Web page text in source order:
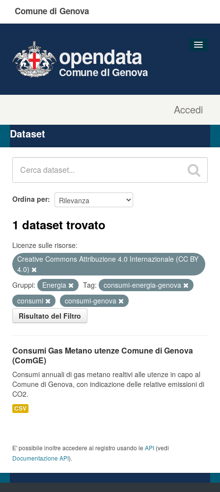
Comune di Genova
Accedi
opendata
Comune di Genova
Organizzazioni
Gruppi
Dataset
Ordina per
1 dataset trovato
Licenze sulle risorse:
Creative Commons Attribuzione 4.0 Internazionale (CC BY
4.0)
Gruppi:
Energia Tag:
consumi-energia-genova
consumi
consumi-genova
Risultato del Filtro
Consumi Gas Metano utenze Comune di Genova
(ComGE)
Consumi annuali di gas metano realtivi alle utenze in capo al
Comune di Genova, con indicazione delle relative emissioni di
CO2.
CSV
E' possibile inoltre accedere al registro usando le API (vedi
Documentazione API).